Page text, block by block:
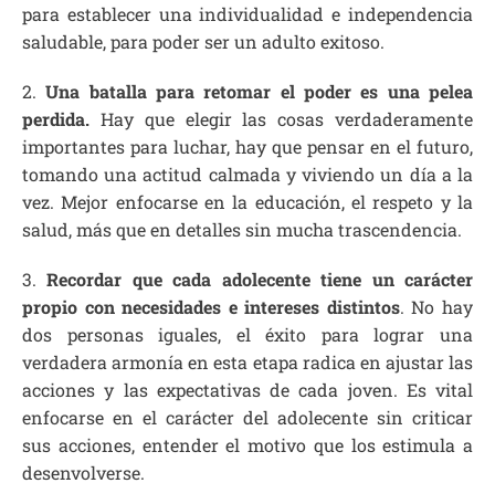
para establecer una individualidad e independencia
saludable, para poder ser un adulto exitoso.
2.Una batalla para retomar el poder es una pelea
perdida. Hay que elegir las cosas verdaderamente
importantes para luchar, hay que pensar en el futuro,
tomando una actitud calmada y viviendo un día a la
vez. Mejor enfocarse en la educación, el respeto y la
salud, más que en detalles sin mucha trascendencia.
3.Recordar que cada adolecente tiene un carácter
propio con necesidades e intereses distintos. No hay
dos personas iguales, el éxito para lograr una
verdadera armonía en esta etapa radica en ajustar las
acciones y las expectativas de cada joven. Es vital
enfocarse en el carácter del adolecente sin criticar
sus acciones, entender el motivo que los estimula a
desenvolverse.